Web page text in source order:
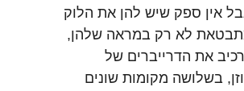
אין ספק שיש להן את הלוק
מתבטאת לא רק במראה שלהן,
את הדרייברים של
בשלושה מקומות שונים